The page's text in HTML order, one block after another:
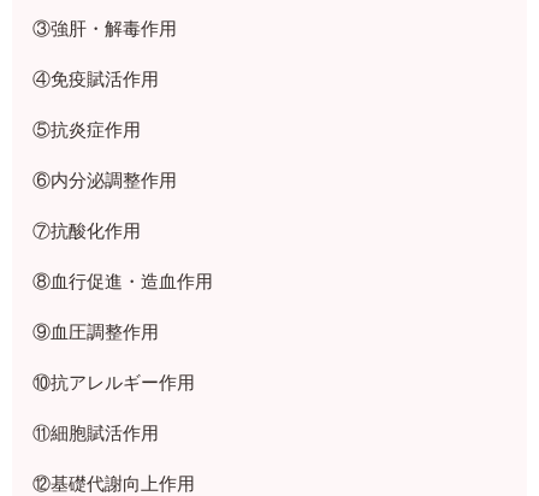
③強肝・解毒作用
④免疫賦活作用
⑤抗炎症作用
⑥内分泌調整作用
⑦抗酸化作用
⑧血行促進・造血作用
⑨血圧調整作用
⑩抗アレルギー作用
⑪細胞賦活作用
⑫基礎代謝向上作用